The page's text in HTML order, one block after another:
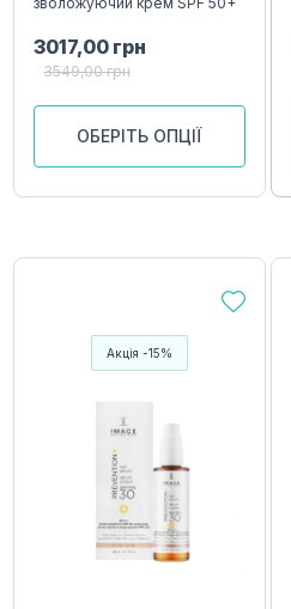
3017,00 грн
3549,00грн
ОБЕРІТЬ ОПЦІЇ
Акція -15%